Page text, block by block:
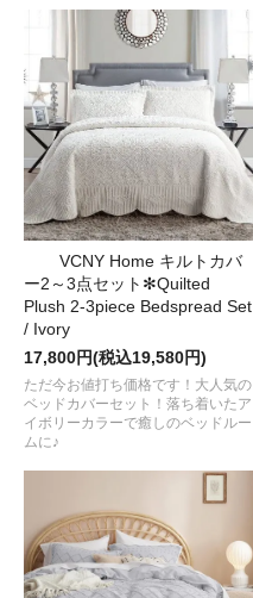
VCNY Home キルトカバ
ー2～3点セット✻Quilted
Plush 2-3piece Bedspread Set
/ Ivory
17,800円(税込19,580円)
ただ今お値打ち価格です！大人気の
ベッドカバーセット！落ち着いたア
イボリーカラーで癒しのベッドルー
ムに♪